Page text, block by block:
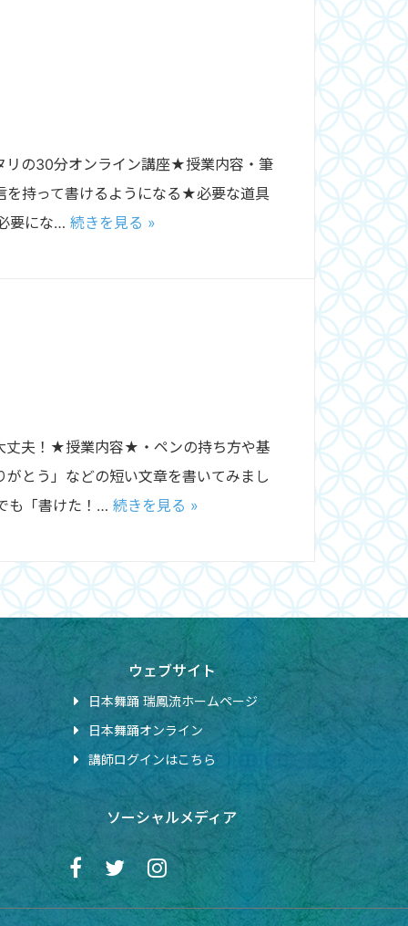
リの30分オンライン講座★授業内容・筆
を持って書けるようになる★必要な道具
要にな… 続きを見る »
丈夫！★授業内容★・ペンの持ち方や基
とう」などの短い文章を書いてみまし
も「書けた！… 続きを見る »
ウェブサイト
日本舞踊 瑞鳳流ホームページ
日本舞踊オンライン
講師ログインはこちら
ソーシャルメディア